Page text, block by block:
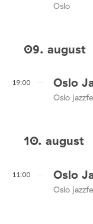
Oslo
09. august
19:00 Oslo
Oslo
10. august
11:00 Oslo
Oslo